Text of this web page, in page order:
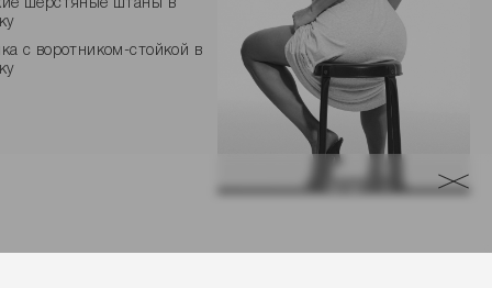
шерстяные штаны в
с воротником-стойкой в